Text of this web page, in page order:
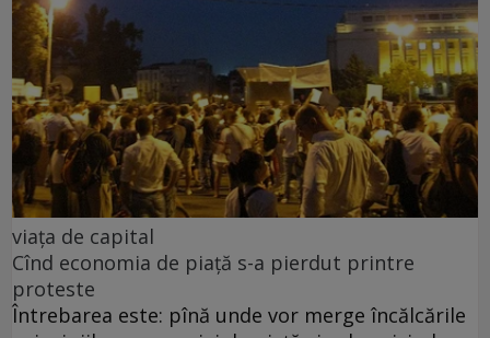
viața de capital
Cînd economia de piață s-a pierdut printre
proteste
Întrebarea este: pînă unde vor merge încălcările